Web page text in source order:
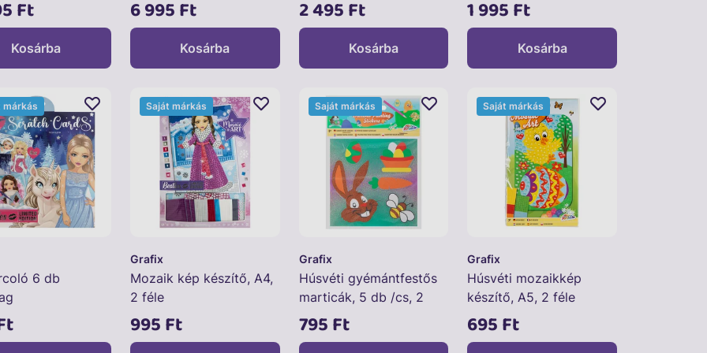
Ft
Kosárba
6 995 Ft
Kosárba
2 495 Ft
Kosárba
1 995 Ft
Kosárba
6 db
márkás
Grafix
Mozaik kép készítő, A4,
2 féle
995 Ft
Saját márkás
Grafix
Húsvéti gyémántfestős
marticák, 5 db /cs, 2
féle
795 Ft
Saját márkás
Grafix
Húsvéti mozaikkép
készítő, A5, 2 féle
695 Ft
Saját márkás